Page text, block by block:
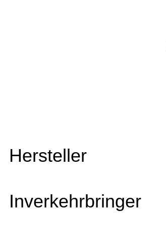
Hersteller
Inverkehrbringer